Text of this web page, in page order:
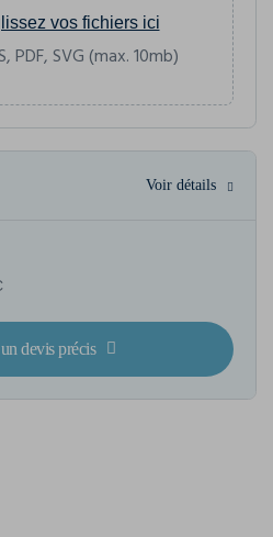
vos fichiers ici
PDF, SVG (max. 10mb)
Voir détails
devis précis